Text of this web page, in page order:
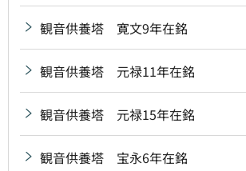
観音供養塔 寛文9年在銘
観音供養塔 元禄11年在銘
観音供養塔 元禄15年在銘
観音供養塔 宝永6年在銘